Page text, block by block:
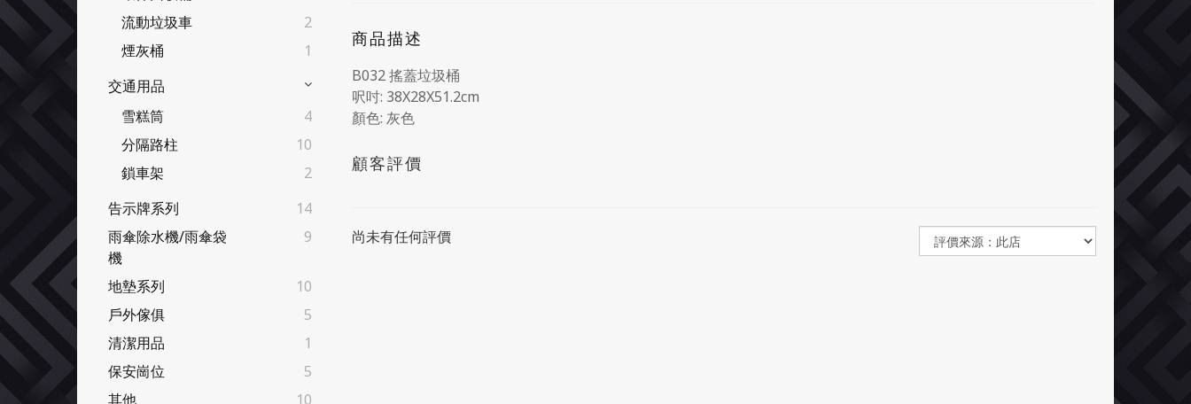
流動垃圾車
2
煙灰桶
1
交通用品
雪糕筒
4
分隔路柱
10
鎖車架
2
告示牌系列
14
雨傘除水機/雨傘袋
機
9
地墊系列
10
戶外傢俱
5
清潔用品
1
保安崗位
5
其他
10
商品描述
B032 搖蓋垃圾桶
呎吋: 38X28X51.2cm
顏色: 灰色
顧客評價
尚未有任何評價